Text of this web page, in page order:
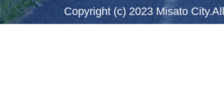
Copyright (c) 2023 Misato